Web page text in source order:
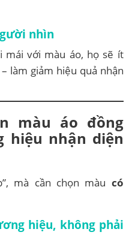
nhìn
mái với màu áo, họ sẽ ít
làm giảm hiệu quả nhận
màu áo đồng
hiệu nhận diện
mà cần chọn màu có
hiệu, không phải